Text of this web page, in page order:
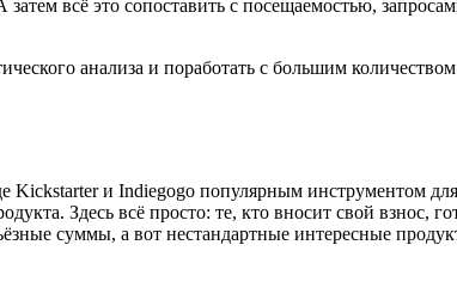
всё это сопоставить с посещаемостью,
анализа и поработать с большим
Kickstarter и Indiegogo популярным инструментом
Здесь всё просто: те, кто вносит свой взнос,
суммы, а вот нестандартные интересные